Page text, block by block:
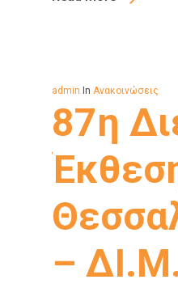
admin InΑνακοινώσεις
87η
–